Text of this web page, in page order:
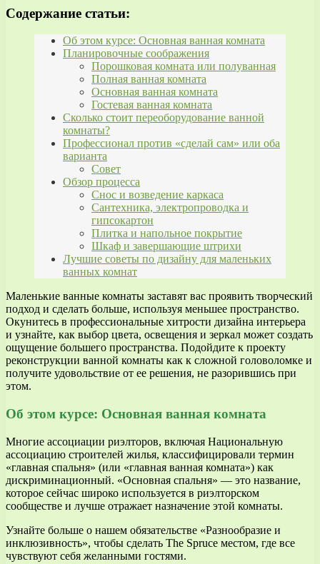
Содержание статьи:
Об этом курсе: Основная ванная комната
Планировочные соображения
Порошковая комната или полуванная
Полная ванная комната
Основная ванная комната
Гостевая ванная комната
Сколько стоит переоборудование ванной
комнаты?
Профессионал против «сделай сам» или оба
варианта
Совет
Обзор процесса
Снос и возведение каркаса
Сантехника, электропроводка и
гипсокартон
Плитка и напольное покрытие
Шкаф и завершающие штрихи
Лучшие советы по дизайну для маленьких
ванных комнат
Маленькие ванные комнаты заставят вас проявить творческий
подход и сделать больше, используя меньшее пространство.
Окунитесь в профессиональные хитрости дизайна интерьера
и узнайте, как выбор цвета, освещения и зеркал может создать
ощущение большего пространства. Подойдите к проекту
реконструкции ванной комнаты как к сложной головоломке и
получите удовольствие от ее решения, не разорившись при
этом.
Об этом курсе: Основная ванная комната
Многие ассоциации риэлторов, включая Национальную
ассоциацию строителей жилья, классифицировали термин
«главная спальня» (или «главная ванная комната») как
дискриминационный. «Основная спальня» — это название,
которое сейчас широко используется в риэлторском
сообществе и лучше отражает назначение этой комнаты.
Узнайте больше о нашем обязательстве «Разнообразие и
инклюзивность», чтобы сделать The Spruce местом, где все
чувствуют себя желанными гостями.